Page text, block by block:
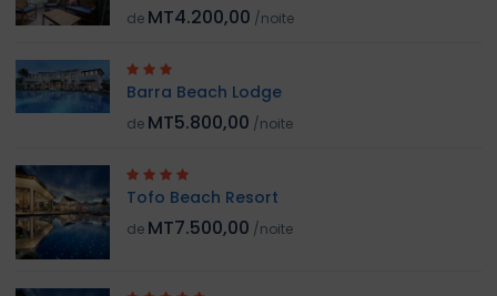
de MT4.200,00 /noite
Barra Beach Lodge
de MT5.800,00 /noite
Tofo Beach Resort
de MT7.500,00 /noite